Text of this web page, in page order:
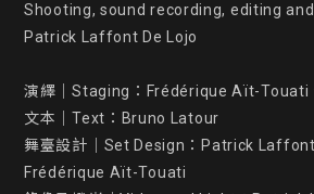
Shooting, sound recording, editing
Patrick Laffont De Lojo
演繹｜Staging：Frédérique Aït-Touati
文本｜Text：Bruno Latour
舞臺設計｜Set Design：Patrick Laffont
Frédérique Aït-Touati